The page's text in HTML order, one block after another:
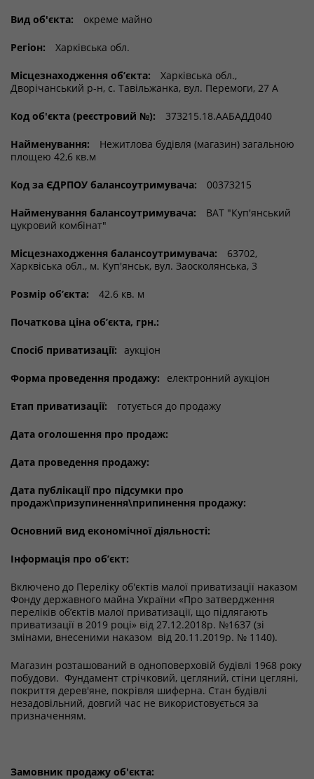
Вид об'єкта: окреме майно
Регіон: Харківська обл.
Місцезнаходження об’єкта:
Харківська обл.,
Дворічанський р-н, c. Тавільжанка, вул. Перемоги, 27 А
Код об'єкта (реєстровий №): 373215.18.ААБАДД040
Найменування:
Нежитлова будівля (магазин) загальною
площею 42,6 кв.м
Код за ЄДРПОУ балансоутримувача: 00373215
Найменування балансоутримувача:
ВАТ "Куп'янський
цукровий комбінат"
Місцезнаходження балансоутримувача:
63702,
Харквіська обл., м. Куп'янськ, вул. Заосколянська, 3
Розмір об’єкта: 42.6 кв. м
Початкова ціна об’єкта, грн.:
Спосіб приватизації: аукціон
Форма проведення продажу: електронний аукціон
Етап приватизації: готується до продажу
Дата оголошення про продаж:
Дата проведення продажу:
Дата публікації про підсумки про
продаж\призупинення\припинення продажу:
Основний вид економічної діяльності:
Інформація про об’єкт:
Включено до Переліку об'єктів малої приватизації наказом
Фонду державного майна України «Про затвердження
переліків об’єктів малої приватизації, що підлягають
приватизації в 2019 році» від 27.12.2018р. №1637 (зі
змінами, внесеними наказом від 20.11.2019р. № 1140).
Магазин розташований в одноповерховій будівлі 1968 року
побудови. Фундамент стрічковий, цегляний, стіни цегляні,
покриття дерев'яне, покрівля шиферна. Стан будівлі
незадовільний, довгий час не використовується за
призначенням.
Замовник продажу об'єкта: